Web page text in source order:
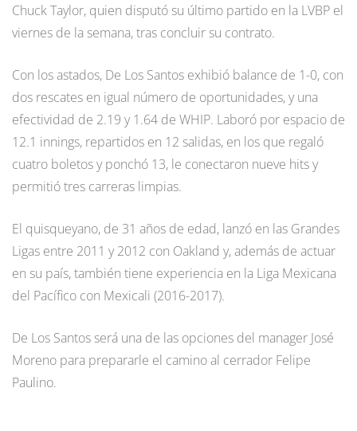
Chuck Taylor, quien disputó su último partido en la LVBP el
viernes de la semana, tras concluir su contrato.
Con los astados, De Los Santos exhibió balance de 1-0, con
dos rescates en igual número de oportunidades, y una
efectividad de 2.19 y 1.64 de WHIP. Laboró por espacio de
12.1 innings, repartidos en 12 salidas, en los que regaló
cuatro boletos y ponchó 13, le conectaron nueve hits y
permitió tres carreras limpias.
El quisqueyano, de 31 años de edad, lanzó en las Grandes
Ligas entre 2011 y 2012 con Oakland y, además de actuar
en su país, también tiene experiencia en la Liga Mexicana
del Pacífico con Mexicali (2016-2017).
De Los Santos será una de las opciones del manager José
Moreno para prepararle el camino al cerrador Felipe
Paulino.